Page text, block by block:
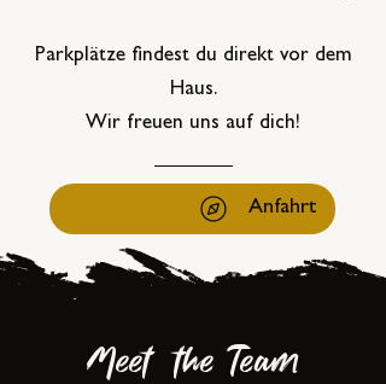
Parkplätze findest du direkt vor dem
Haus.
​Wir freuen uns auf dich!
Anfahrt
Meet the Team